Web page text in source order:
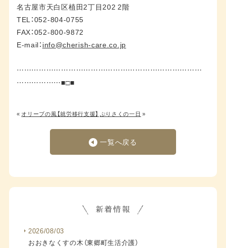
名古屋市天白区植田2丁目202 2階
TEL：052-804-0755
FAX：052-800-9872
E-mail： info@cherish-care.co.jp
…………………………………………………………………
………………■□■
« オリーブの風【就労移行支援】 ぷりさくの一日 »
一覧へ戻る
2026/08/03
おおきなくすの木（東郷町生活介護）